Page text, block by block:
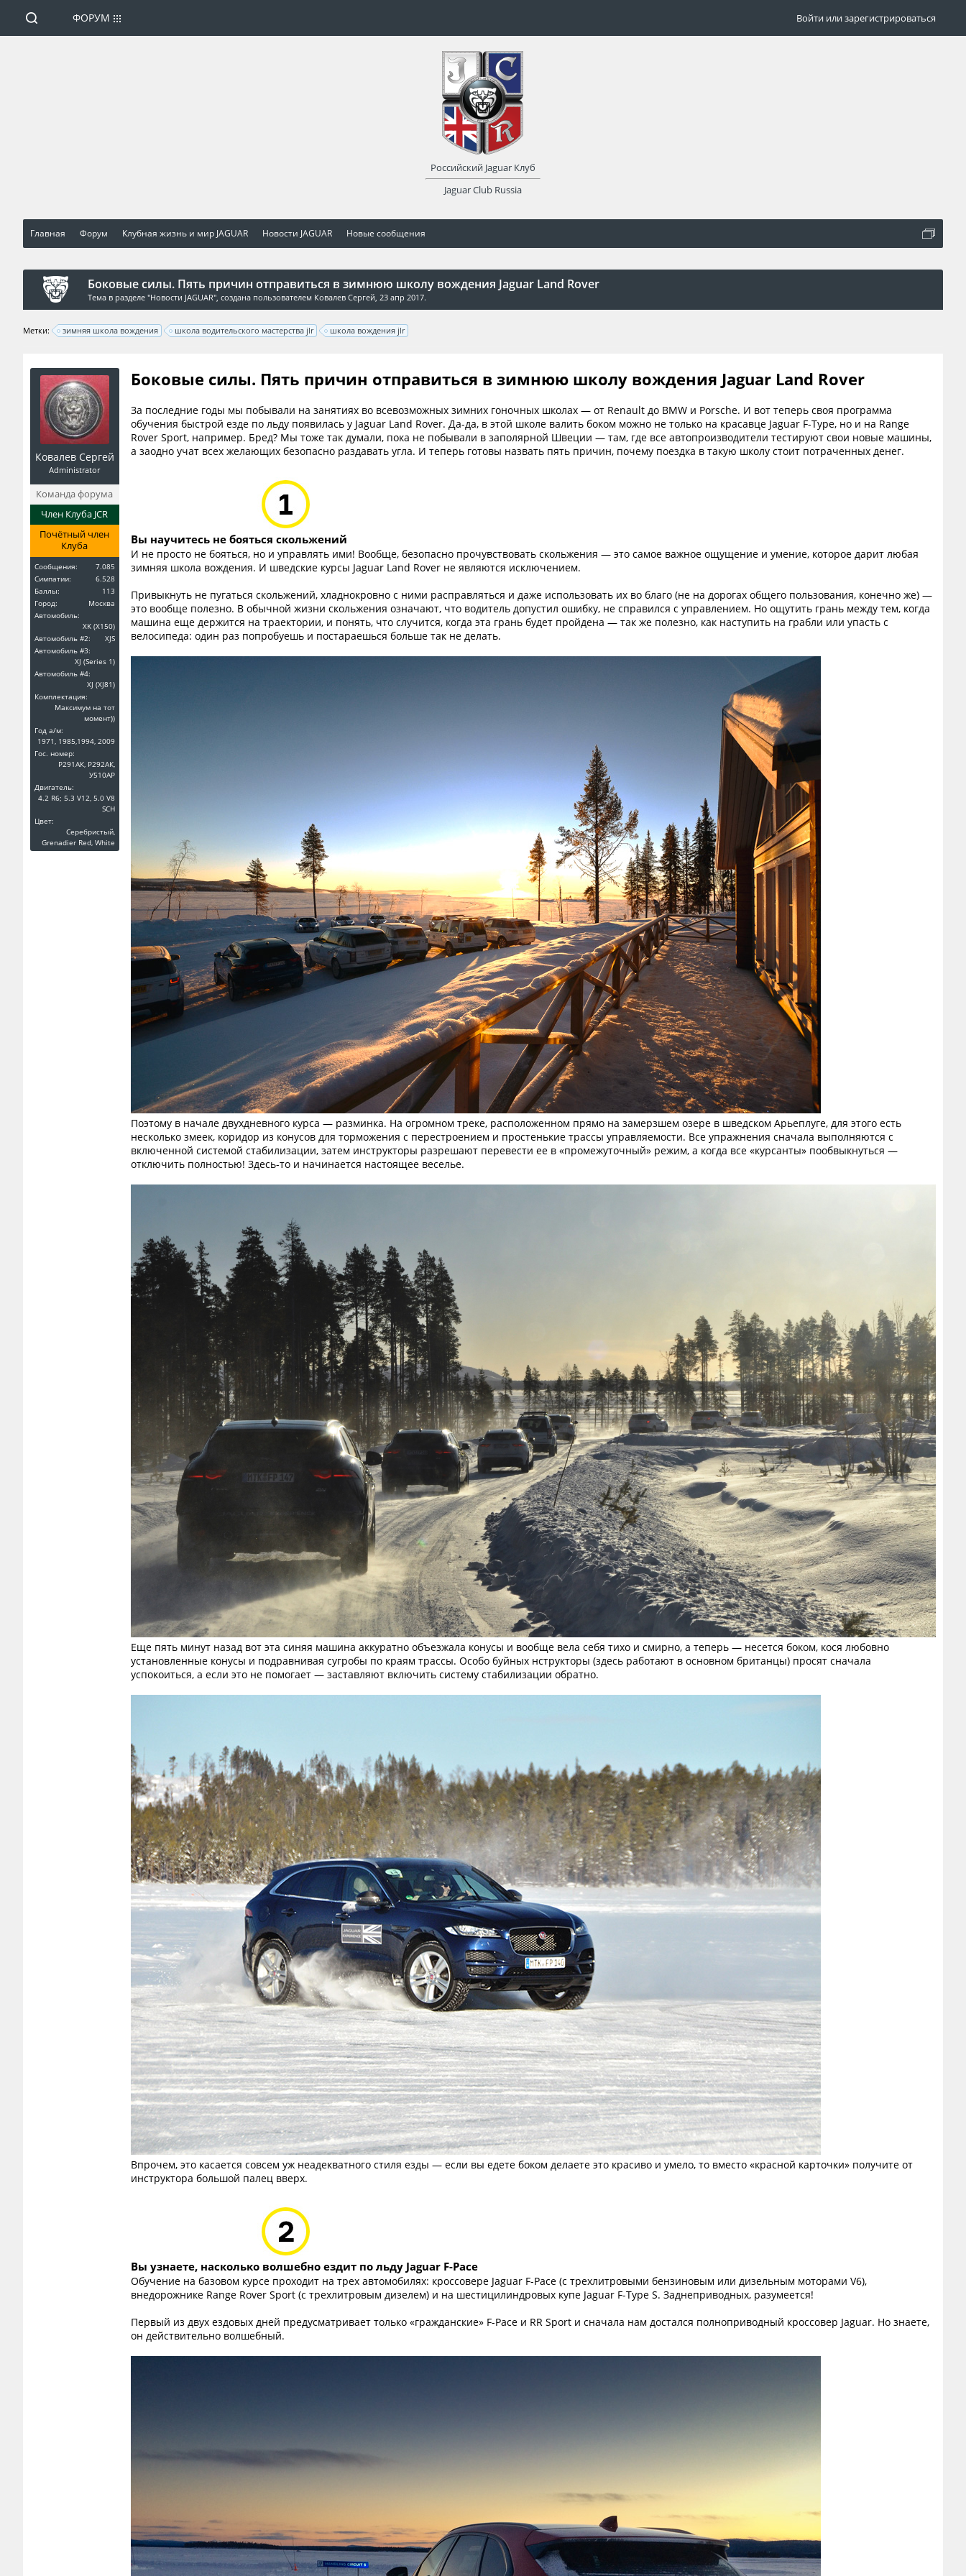
Главная Форум Клубная жизнь и мир JAGUAR Новости JAGUAR Новые сообщения
Боковые силы. Пять причин отправиться в зимнюю школу вождения Jaguar Land Rover
Тема в разделе "Новости JAGUAR", создана пользователем Ковалев Сергей, 23 апр 2017.
Метки: зимняя школа вождения школа водительского мастерства jlr школа вождения jlr
Ковалев Сергей
Administrator
Команда форума
Член Клуба JCR
Почётный член
Клуба
Сообщения:
7.085
Симпатии:
6.528
Баллы:
113
Город:
Москва
Автомобиль:
XK (X150)
Автомобиль #2:
XJS
Автомобиль #3:
XJ (Series 1)
Автомобиль #4:
XJ (XJ81)
Комплектация:
Максимум на тот
момент))
Год a/м:
1971, 1985,1994, 2009
Гос. номер:
Р291АК, Р292АК,
У510АР
Двигатель:
4.2 R6; 5.3 V12, 5.0 V8
SCH
Цвет:
Серебристый,
Grenadier Red, White
Боковые силы. Пять причин отправиться в зимнюю школу вождения Jaguar Land Rover
За последние годы мы побывали на занятиях во всевозможных зимних гоночных школах — от Renault до BMW и Porsche. И вот теперь своя программа
обучения быстрой езде по льду появилась у Jaguar Land Rover. Да-да, в этой школе валить боком можно не только на красавце Jaguar F-Type, но и на Range
Rover Sport, например. Бред? Мы тоже так думали, пока не побывали в заполярной Швеции — там, где все автопроизводители тестируют свои новые машины,
а заодно учат всех желающих безопасно раздавать угла. И теперь готовы назвать пять причин, почему поездка в такую школу стоит потраченных денег.
Вы научитесь не бояться скольжений
И не просто не бояться, но и управлять ими! Вообще, безопасно прочувствовать скольжения — это самое важное ощущение и умение, которое дарит любая
зимняя школа вождения. И шведские курсы Jaguar Land Rover не являются исключением.
Привыкнуть не пугаться скольжений, хладнокровно с ними расправляться и даже использовать их во благо (не на дорогах общего пользования, конечно же) —
это вообще полезно. В обычной жизни скольжения означают, что водитель допустил ошибку, не справился с управлением. Но ощутить грань между тем, когда
машина еще держится на траектории, и понять, что случится, когда эта грань будет пройдена — так же полезно, как наступить на грабли или упасть с
велосипеда: один раз попробуешь и постараешься больше так не делать.
Поэтому в начале двухдневного курса — разминка. На огромном треке, расположенном прямо на замерзшем озере в шведском Арьеплуге, для этого есть
несколько змеек, коридор из конусов для торможения с перестроением и простенькие трассы управляемости. Все упражнения сначала выполняются с
включенной системой стабилизации, затем инструкторы разрешают перевести ее в «промежуточный» режим, а когда все «курсанты» пообвыкнуться —
отключить полностью! Здесь-то и начинается настоящее веселье.
Еще пять минут назад вот эта синяя машина аккуратно объезжала конусы и вообще вела себя тихо и смирно, а теперь — несется боком, кося любовно
установленные конусы и подравнивая сугробы по краям трассы. Особо буйных нструкторы (здесь работают в основном британцы) просят сначала
успокоиться, а если это не помогает — заставляют включить систему стабилизации обратно.
Впрочем, это касается совсем уж неадекватного стиля езды — если вы едете боком делаете это красиво и умело, то вместо «красной карточки» получите от
инструктора большой палец вверх.
Вы узнаете, насколько волшебно ездит по льду Jaguar F-Pace
Обучение на базовом курсе проходит на трех автомобилях: кроссовере Jaguar F-Pace (с трехлитровыми бензиновым или дизельным моторами V6),
внедорожнике Range Rover Sport (с трехлитровым дизелем) и на шестицилиндровых купе Jaguar F-Type S. Заднеприводных, разумеется!
Первый из двух ездовых дней предусматривает только «гражданские» F-Pace и RR Sport и сначала нам достался полноприводный кроссовер Jaguar. Но знаете,
он действительно волшебный.
ФОРУМ
Российский Jaguar Клуб
Jaguar Club Russia
Войти или зарегистрироваться